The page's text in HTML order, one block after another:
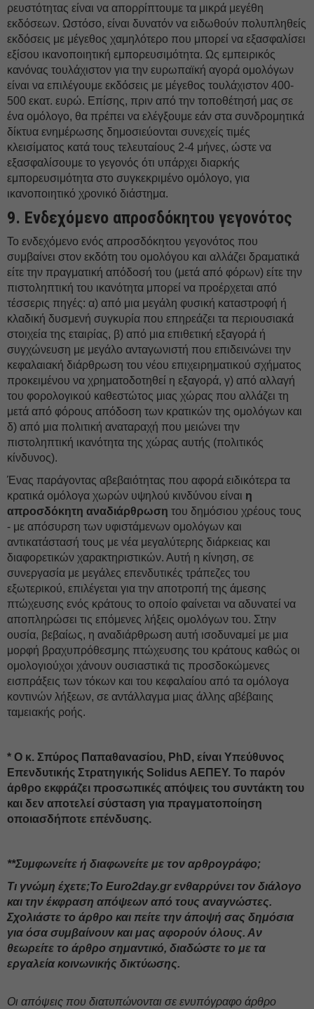
ρευστότητας είναι να απορρίπτουμε τα μικρά μεγέθη
εκδόσεων. Ωστόσο, είναι δυνατόν να ειδωθούν πολυπληθείς
εκδόσεις με μέγεθος χαμηλότερο που μπορεί να εξασφαλίσει
εξίσου ικανοποιητική εμπορευσιμότητα. Ως εμπειρικός
κανόνας τουλάχιστον για την ευρωπαϊκή αγορά ομολόγων
είναι να επιλέγουμε εκδόσεις με μέγεθος τουλάχιστον 400-
500 εκατ. ευρώ. Επίσης, πριν από την τοποθέτησή μας σε
ένα ομόλογο, θα πρέπει να ελέγξουμε εάν στα συνδρομητικά
δίκτυα ενημέρωσης δημοσιεύονται συνεχείς τιμές
κλεισίματος κατά τους τελευταίους 2-4 μήνες, ώστε να
εξασφαλίσουμε το γεγονός ότι υπάρχει διαρκής
εμπορευσιμότητα στο συγκεκριμένο ομόλογο, για
ικανοποιητικό χρονικό διάστημα.
9. Ενδεχόμενο απροσδόκητου γεγονότος
Το ενδεχόμενο ενός απροσδόκητου γεγονότος που
συμβαίνει στον εκδότη του ομολόγου και αλλάζει δραματικά
είτε την πραγματική απόδοσή του (μετά από φόρων) είτε την
πιστοληπτική του ικανότητα μπορεί να προέρχεται από
τέσσερις πηγές: α) από μια μεγάλη φυσική καταστροφή ή
κλαδική δυσμενή συγκυρία που επηρεάζει τα περιουσιακά
στοιχεία της εταιρίας, β) από μια επιθετική εξαγορά ή
συγχώνευση με μεγάλο ανταγωνιστή που επιδεινώνει την
κεφαλαιακή διάρθρωση του νέου επιχειρηματικού σχήματος
προκειμένου να χρηματοδοτηθεί η εξαγορά, γ) από αλλαγή
του φορολογικού καθεστώτος μιας χώρας που αλλάζει τη
μετά από φόρους απόδοση των κρατικών της ομολόγων και
δ) από μια πολιτική αναταραχή που μειώνει την
πιστοληπτική ικανότητα της χώρας αυτής (πολιτικός
κίνδυνος).
Ένας παράγοντας αβεβαιότητας που αφορά ειδικότερα τα
κρατικά ομόλογα χωρών υψηλού κινδύνου είναι η
απροσδόκητη αναδιάρθρωση του δημόσιου χρέους τους
- με απόσυρση των υφιστάμενων ομολόγων και
αντικατάστασή τους με νέα μεγαλύτερης διάρκειας και
διαφορετικών χαρακτηριστικών. Αυτή η κίνηση, σε
συνεργασία με μεγάλες επενδυτικές τράπεζες του
εξωτερικού, επιλέγεται για την αποτροπή της άμεσης
πτώχευσης ενός κράτους το οποίο φαίνεται να αδυνατεί να
αποπληρώσει τις επόμενες λήξεις ομολόγων του. Στην
ουσία, βεβαίως, η αναδιάρθρωση αυτή ισοδυναμεί με μια
μορφή βραχυπρόθεσμης πτώχευσης του κράτους καθώς οι
ομολογιούχοι χάνουν ουσιαστικά τις προσδοκώμενες
εισπράξεις των τόκων και του κεφαλαίου από τα ομόλογα
κοντινών λήξεων, σε αντάλλαγμα μιας άλλης αβέβαιης
ταμειακής ροής.
* Ο κ. Σπύρος Παπαθανασίου, PhD, είναι Υπεύθυνος
Επενδυτικής Στρατηγικής Solidus AΕΠΕΥ. Το παρόν
άρθρο εκφράζει προσωπικές απόψεις του συντάκτη του
και δεν αποτελεί σύσταση για πραγματοποίηση
οποιασδήποτε επένδυσης.
**Συμφωνείτε ή διαφωνείτε με τον αρθρογράφο;
Τι γνώμη έχετε;To Εuro2day.gr ενθαρρύνει τον διάλογο
και την έκφραση απόψεων από τους αναγνώστες.
Σχολιάστε το άρθρο και πείτε την άποψή σας δημόσια
για όσα συμβαίνουν και μας αφορούν όλους. Αν
θεωρείτε το άρθρο σημαντικό, διαδώστε το με τα
εργαλεία κοινωνικής δικτύωσης.
Oι απόψεις που διατυπώνονται σε ενυπόγραφο άρθρο